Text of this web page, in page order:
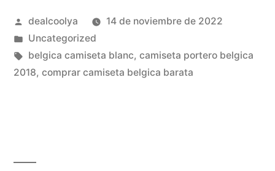
de
belgica
2010»
Publicado
por
dealcoolya
14 de noviembre de 2022
Publicado
en
Uncategorized
Etiquetas:
belgica camiseta blanc, camiseta portero belgica
2018, comprar camiseta belgica barata